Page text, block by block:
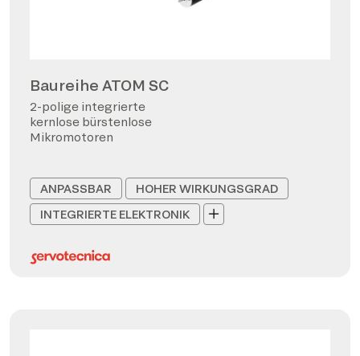
Baureihe ATOM SC
2-polige integrierte
kernlose bürstenlose
Mikromotoren
ANPASSBAR
HOHER WIRKUNGSGRAD
INTEGRIERTE ELEKTRONIK